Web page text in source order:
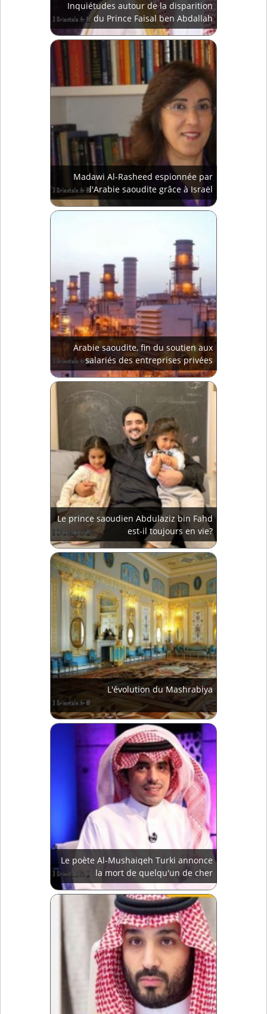
Inquiétudes autour de la disparition
du Prince Faisal ben Abdallah
Madawi Al-Rasheed espionnée par
l'Arabie saoudite grâce à Israël
Arabie saoudite, fin du soutien aux
salariés des entreprises privées
Le prince saoudien Abdulaziz bin Fahd
est-il toujours en vie?
L'évolution du Mashrabiya
Le poète Al-Mushaiqeh Turki annonce
la mort de quelqu'un de cher